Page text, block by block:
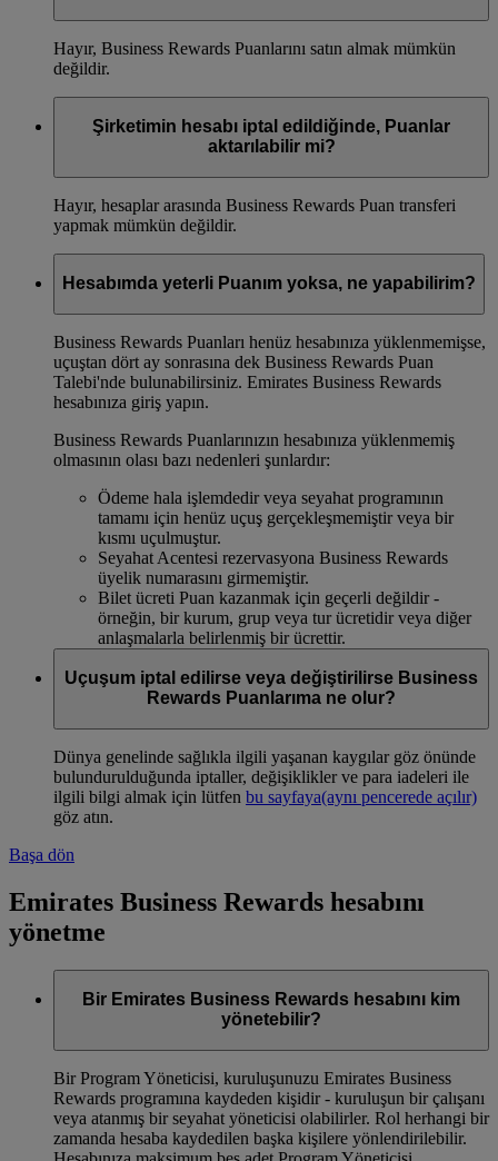
Hayır, Business Rewards Puanlarını satın almak mümkün
değildir.
Şirketimin hesabı iptal edildiğinde, Puanlar
aktarılabilir mi?
Hayır, hesaplar arasında Business Rewards Puan transferi
yapmak mümkün değildir.
Hesabımda yeterli Puanım yoksa, ne yapabilirim?
Business Rewards Puanları henüz hesabınıza yüklenmemişse,
uçuştan dört ay sonrasına dek Business Rewards Puan
Talebi'nde bulunabilirsiniz. Emirates Business Rewards
hesabınıza giriş yapın.
Business Rewards Puanlarınızın hesabınıza yüklenmemiş
olmasının olası bazı nedenleri şunlardır:
Ödeme hala işlemdedir veya seyahat programının
tamamı için henüz uçuş gerçekleşmemiştir veya bir
kısmı uçulmuştur.
Seyahat Acentesi rezervasyona Business Rewards
üyelik numarasını girmemiştir.
Bilet ücreti Puan kazanmak için geçerli değildir -
örneğin, bir kurum, grup veya tur ücretidir veya diğer
anlaşmalarla belirlenmiş bir ücrettir.
Uçuşum iptal edilirse veya değiştirilirse Business
Rewards Puanlarıma ne olur?
Dünya genelinde sağlıkla ilgili yaşanan kaygılar göz önünde
bulundurulduğunda iptaller, değişiklikler ve para iadeleri ile
ilgili bilgi almak için lütfen bu sayfaya(aynı pencerede açılır)
göz atın.
Başa dön
Emirates Business Rewards hesabını
yönetme
Bir Emirates Business Rewards hesabını kim
yönetebilir?
Bir Program Yöneticisi, kuruluşunuzu Emirates Business
Rewards programına kaydeden kişidir - kuruluşun bir çalışanı
veya atanmış bir seyahat yöneticisi olabilirler. Rol herhangi bir
zamanda hesaba kaydedilen başka kişilere yönlendirilebilir.